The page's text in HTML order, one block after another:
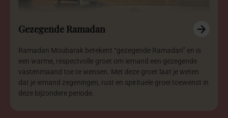
Gezegende Ramadan
Ramadan Moubarak betekent “gezegende Ramadan” en is
een warme, respectvolle groet om iemand een gezegende
vastenmaand toe te wensen. Met deze groet laat je weten
dat je iemand zegeningen, rust en spirituele groei toewenst in
deze bijzondere periode.